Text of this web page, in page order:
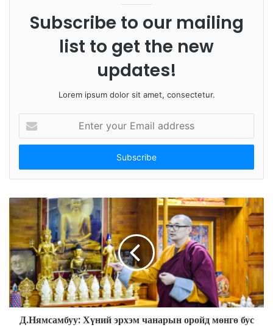
e
Subscribe to our mailing
list to get the new
updates!
Lorem ipsum dolor sit amet, consectetur.
t
r
o
u
r
E
m
a
i
l
a
d
Д.Нямсамбуу: Хүний эрхэм чанарын оройд мөнгө бус